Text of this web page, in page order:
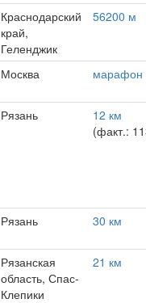
Краснодарский
край,
Геленджик
56200 м
Москва марафон
Рязань
12 км
(факт.:
Рязань 30 км
Рязанская
область, Спас-
Клепики
21 км